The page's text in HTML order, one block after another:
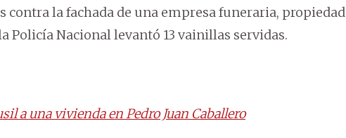
la fachada de una empresa funeraria, propiedad
Policía Nacional levantó 13 vainillas servidas.
a una vivienda en Pedro Juan Caballero